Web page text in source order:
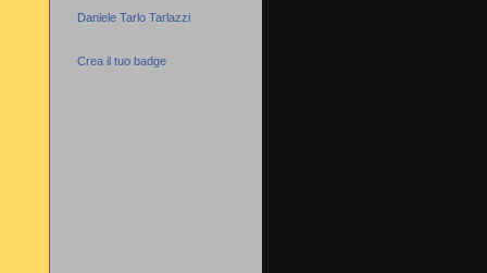
Daniele Tarlo Tarlazzi
Crea il tuo badge